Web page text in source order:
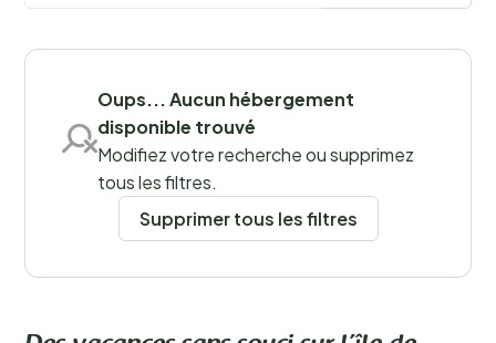
Oups... Aucun hébergement
disponible trouvé
Modifiez votre recherche ou supprimez
tous les filtres.
Supprimer tous les filtres